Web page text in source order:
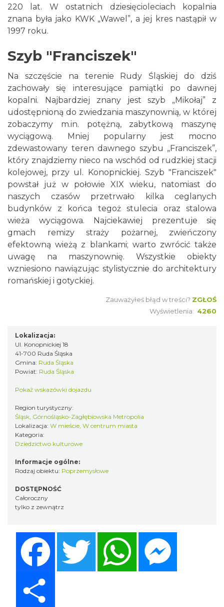
220 lat. W ostatnich dziesięcioleciach kopalnia
znana była jako KWK „Wawel”, a jej kres nastąpił w
1997 roku.
Szyb "Franciszek"
Na szczęście na terenie Rudy Śląskiej do dziś
zachowały się interesujące pamiątki po dawnej
kopalni. Najbardziej znany jest szyb „Mikołaj” z
udostępnioną do zwiedzania maszynownią, w której
zobaczymy m.in. potężną, zabytkową maszynę
wyciągową. Mniej popularny jest mocno
zdewastowany teren dawnego szybu „Franciszek”,
który znajdziemy nieco na wschód od rudzkiej stacji
kolejowej, przy ul. Konopnickiej. Szyb "Franciszek"
powstał już w połowie XIX wieku, natomiast do
naszych czasów przetrwało kilka ceglanych
budynków z końca tegoż stulecia oraz stalowa
wieża wyciągowa. Najciekawiej prezentuje się
gmach remizy straży pożarnej, zwieńczony
efektowną wieżą z blankami; warto zwrócić także
uwagę na maszynownię. Wszystkie obiekty
wzniesiono nawiązując stylistycznie do architektury
romańskiej i gotyckiej.
Zauważyłeś błąd w treści? ZGŁOŚ
Wyświetlenia: 4260
Lokalizacja:
Ul. Konopnickiej 18
41-700 Ruda Śląska
Gmina: Ruda Śląska
Powiat: Ruda Śląska
Pokaż wskazówki dojazdu
Region turystyczny:
Śląsk, Górnośląsko-Zagłębiowska Metropolia
Lokalizacja: W mieście, W centrum miasta
Kategoria:
Dziedzictwo kulturowe
Informacje ogólne:
Rodzaj obiektu: Poprzemysłowe
DOSTĘPNOŚĆ
Całoroczny
tylko z zewnątrz
Twitter WhatsApp